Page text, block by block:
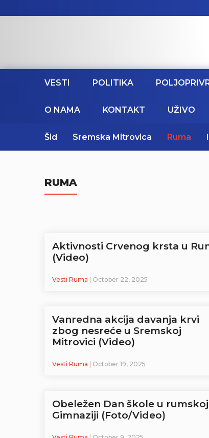
VESTI POLITIKA
O NAMA KONTAKT UŽIVO
Šid Sremska Mitrovica Ruma
RUMA
Aktivnosti Crvenog krsta u
(Video)
Vesti Ruma | October 22, 2025
Vanredna akcija davanja krvi
zbog nesreće u Sremskoj
Mitrovici (Video)
Vesti Ruma | October 19, 2025
Obeležen Dan škole u rumskoj
Gimnaziji (Foto/Video)